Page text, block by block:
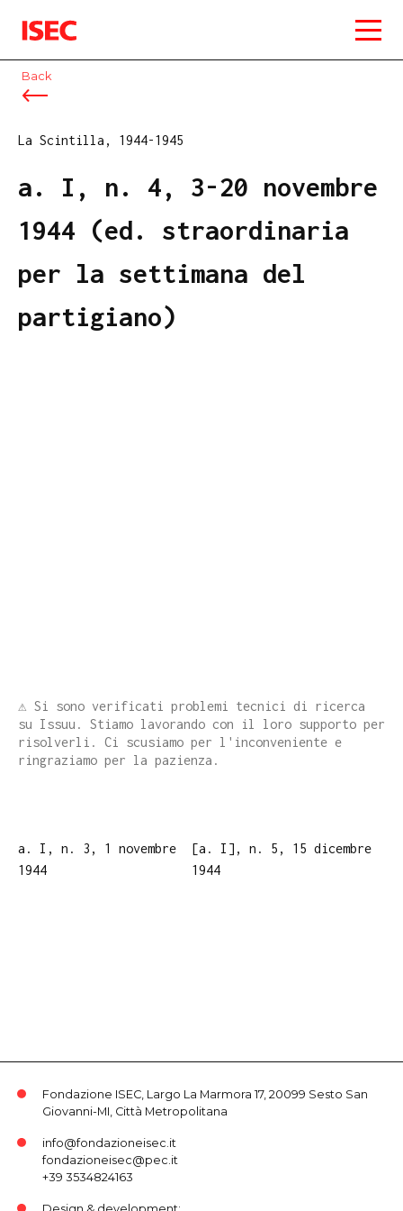
ISEC
Back
La Scintilla, 1944-1945
a. I, n. 4, 3-20 novembre
1944 (ed. straordinaria
per la settimana del
partigiano)
⚠️ Si sono verificati problemi tecnici di ricerca
su Issuu. Stiamo lavorando con il loro supporto per
risolverli. Ci scusiamo per l'inconveniente e
ringraziamo per la pazienza.
a. I, n. 3, 1 novembre
1944
[a. I], n. 5, 15 dicembre
1944
Fondazione ISEC, Largo La Marmora 17, 20099 Sesto San
Giovanni-MI, Città Metropolitana
info@fondazioneisec.it
fondazioneisec@pec.it
+39 3534824163